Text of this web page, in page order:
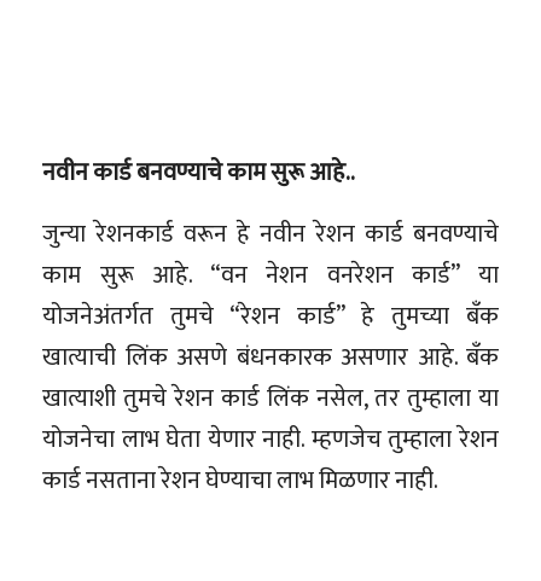
नवीन कार्ड बनवण्याचे काम सुरू आहे..
जुन्या रेशनकार्ड वरून हे नवीन रेशन कार्ड बनवण्याचे
काम सुरू आहे. “वन नेशन वनरेशन कार्ड” या
योजनेअंतर्गत तुमचे “रेशन कार्ड” हे तुमच्या बँक
खात्याची लिंक असणे बंधनकारक असणार आहे. बँक
खात्याशी तुमचे रेशन कार्ड लिंक नसेल, तर तुम्हाला या
योजनेचा लाभ घेता येणार नाही. म्हणजेच तुम्हाला रेशन
कार्ड नसताना रेशन घेण्याचा लाभ मिळणार नाही.